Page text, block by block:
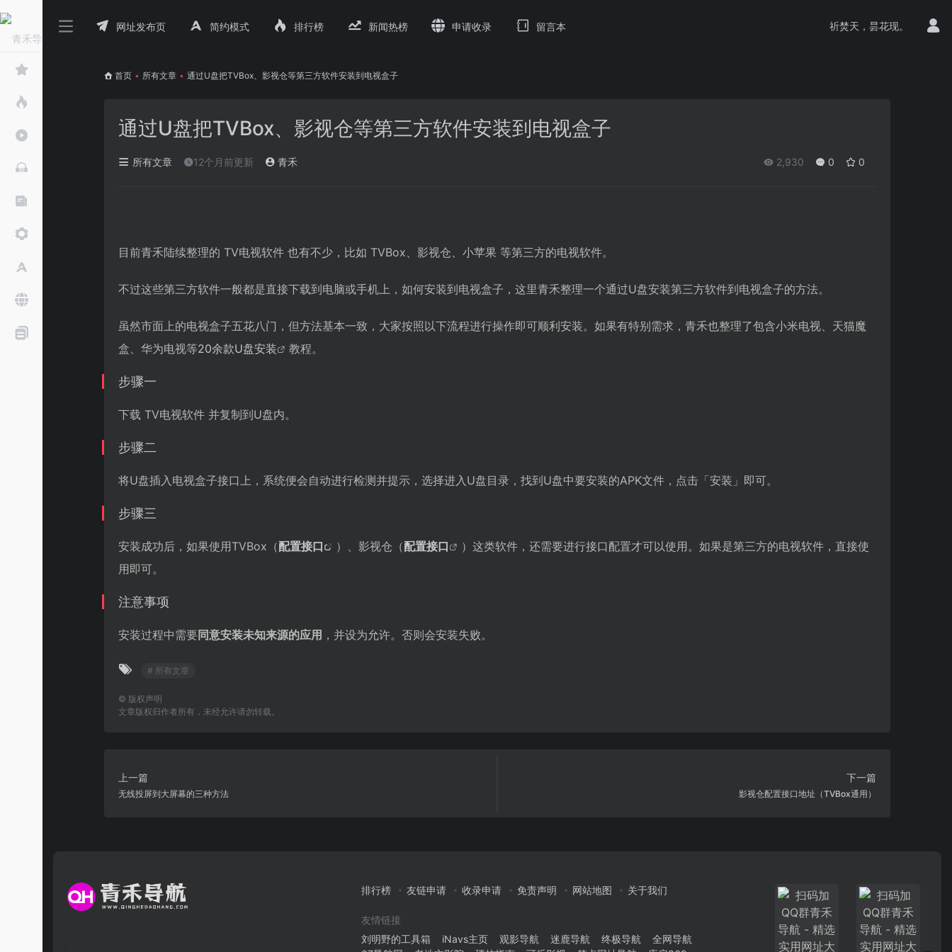
网址发布页 简约模式 排行榜 新闻热榜 申请收录 留言本 祈焚天，昙花现。
首页 • 所有文章 • 通过U盘把TVBox、影视仓等第三方软件安装到电视盒子
通过U盘把TVBox、影视仓等第三方软件安装到电视盒子
所有文章 12个月前更新 青禾 2,930 0 0
目前青禾陆续整理的 TV电视软件 也有不少，比如 TVBox、影视仓、小苹果 等第三方的电视软件。
不过这些第三方软件一般都是直接下载到电脑或手机上，如何安装到电视盒子，这里青禾整理一个通过U盘安装第三方软件到电视盒子的方法。
虽然市面上的电视盒子五花八门，但方法基本一致，大家按照以下流程进行操作即可顺利安装。如果有特别需求，青禾也整理了包含小米电视、天猫魔
盒、华为电视等20余款U盘安装 教程。
步骤一
下载 TV电视软件 并复制到U盘内。
步骤二
将U盘插入电视盒子接口上，系统便会自动进行检测并提示，选择进入U盘目录，找到U盘中要安装的APK文件，点击「安装」即可。
步骤三
安装成功后，如果使用TVBox（配置接口 ）、影视仓（配置接口
）这类软件，还需要进行接口配置才可以使用。如果是第三方的电视软件，直接使
用即可。
注意事项
安装过程中需要同意安装未知来源的应用 ，并设为允许。否则会安装失败。
# 所有文章
© 版权声明
文章版权归作者所有，未经允许请勿转载。
上一篇
无线投屏到大屏幕的三种方法
下一篇
影视仓配置接口地址（TVBox通用）
排行榜 友链申请 收录申请 免责声明 网站地图 关于我们
友情链接
刘明野的工具箱
iNavs主页 观影导航 迷鹿导航 终极导航
全网导航